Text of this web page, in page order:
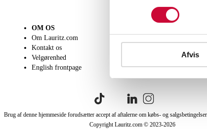
Afvis
OM OS
Om Lauritz.com
Kontakt os
Velgørenhed
English frontpage
Brug af denne hjemmeside forudsætter accept af aftalerne om købs- og
Copyright Lauritz.com © 2023-2026